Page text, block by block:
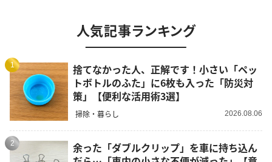
人気記事ランキング
1
捨てなかった人、正解です！小さい「ペッ
トボトルのふた」に6枚も入った「防災対
策」【便利な活用術3選】
掃除・暮らし 2026.08.06
2
余った「ダブルクリップ」を車に持ち込ん